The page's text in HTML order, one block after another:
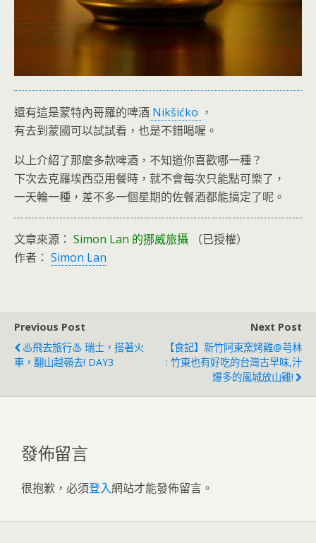
還有這是蒙特內哥羅的啤酒 Nikšićko ，
有去到蒙國可以試試看，也是不錯喝喔。
以上介紹了那麼多款啤酒，不知道你喜歡哪一種？
下次去克羅埃西亞用餐時，就不會每次只能點可樂了，
一天輪一種，差不多一個星期的佐餐酒都能搞定了呢。
文章來源： Simon Lan 的挪威旅攝
（已授權）
作者： Simon Lan
Previous Post
♨飛去旅行♨ 瑞士，搭著火
車，翻山越嶺去! DAY3
Next Post
【食記】新竹阿東窯烤雞@芎林
: 竹東也有好吃的台灣古早味,汁
爆多的風城放山雞!
發佈留言
很抱歉，必須登入網站才能發佈留言。